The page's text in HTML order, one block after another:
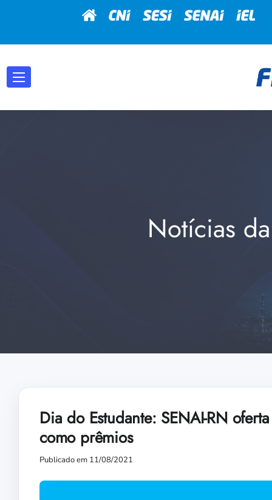
Notícias
Dia do Estudante: SENAI-RN
como prêmios
Publicado em 11/08/2021